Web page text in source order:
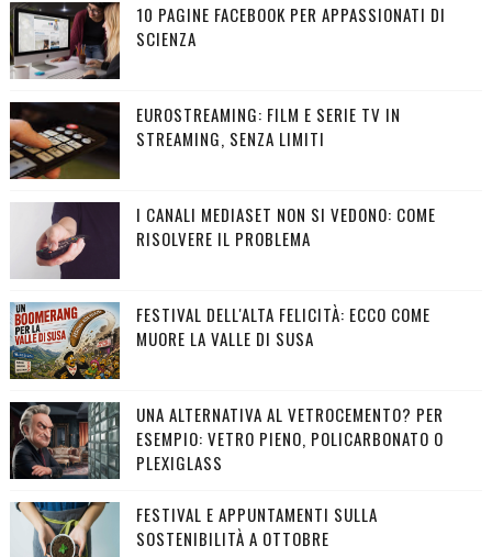
10 PAGINE FACEBOOK PER APPASSIONATI DI
SCIENZA
EUROSTREAMING: FILM E SERIE TV IN
STREAMING, SENZA LIMITI
I CANALI MEDIASET NON SI VEDONO: COME
RISOLVERE IL PROBLEMA
FESTIVAL DELL'ALTA FELICITÀ: ECCO COME
MUORE LA VALLE DI SUSA
UNA ALTERNATIVA AL VETROCEMENTO? PER
ESEMPIO: VETRO PIENO, POLICARBONATO O
PLEXIGLASS
FESTIVAL E APPUNTAMENTI SULLA
SOSTENIBILITÀ A OTTOBRE